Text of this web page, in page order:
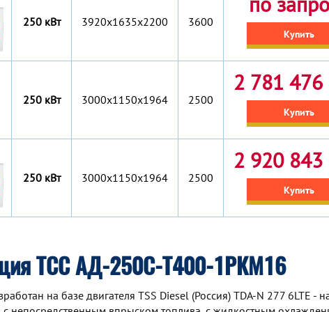
250 кВт 3920x1635x2200 3600
Купить
250 кВт 3000x1150x1964 2500
2 781 476
Купить
250 кВт 3000x1150x1964 2500
2 920 843
Купить
ТСС АД-250С-Т400-1РКМ16
на базе двигателя TSS Diesel (Россия) TDA-N 277 6LTE -